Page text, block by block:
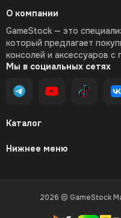
Каталог
Нижнее меню
О компании
GameStock — это
который предлагает
консолей и аксессуаров с
Мы в социальных сетях
2026 © GameStock